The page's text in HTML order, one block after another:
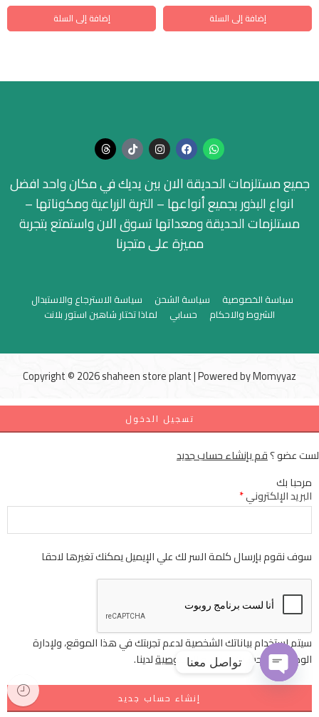
إضافة إلى السلة إضافة إلى السلة
جميع مستلزمات الحديقة الان بين يديك في مكان واحد افضل
انواع البذور بجميع أنواعها – التربة الزراعية ومكوناتها –
مستلزمات الحديقة ومعداتها تسوق الان واستمتع بتجربة
مميزة على متجرنا
سياسة الخصوصية سياسة الشحن
سياسة الاسترجاع والاستبدال
الشروط والاحكام
حسابي لماذا تختار شاهين استور بلانت
Copyright © 2026 shaheen store plant | Powered byMomyyaz
تسجيل الدخول
لست عضو ؟قم بإنشاء حساب جديد
مرحبا بك
البريد الإلكتروني*
سوف نقوم بإرسال كلمة السر لك علي الإيميل يمكنك تغيرها لاحقا
سيتم استخدام بياناتك الشخصية لدعم تجربتك في هذا الموقع، ولإدارة
الوصول إلى حسابكسياسة الخصوصيةلدينا.
إنشاء حساب جديد
تواصل معنا
CHATY